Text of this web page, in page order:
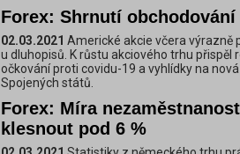
Forex: Shrnutí obchodování
02.03.2021 Americké akcie včera výrazně
u dluhopisů. K růstu akciového trhu přispěl
očkování proti covidu-19 a vyhlídky na
Spojených států.
Forex: Míra
klesnout pod 6 %